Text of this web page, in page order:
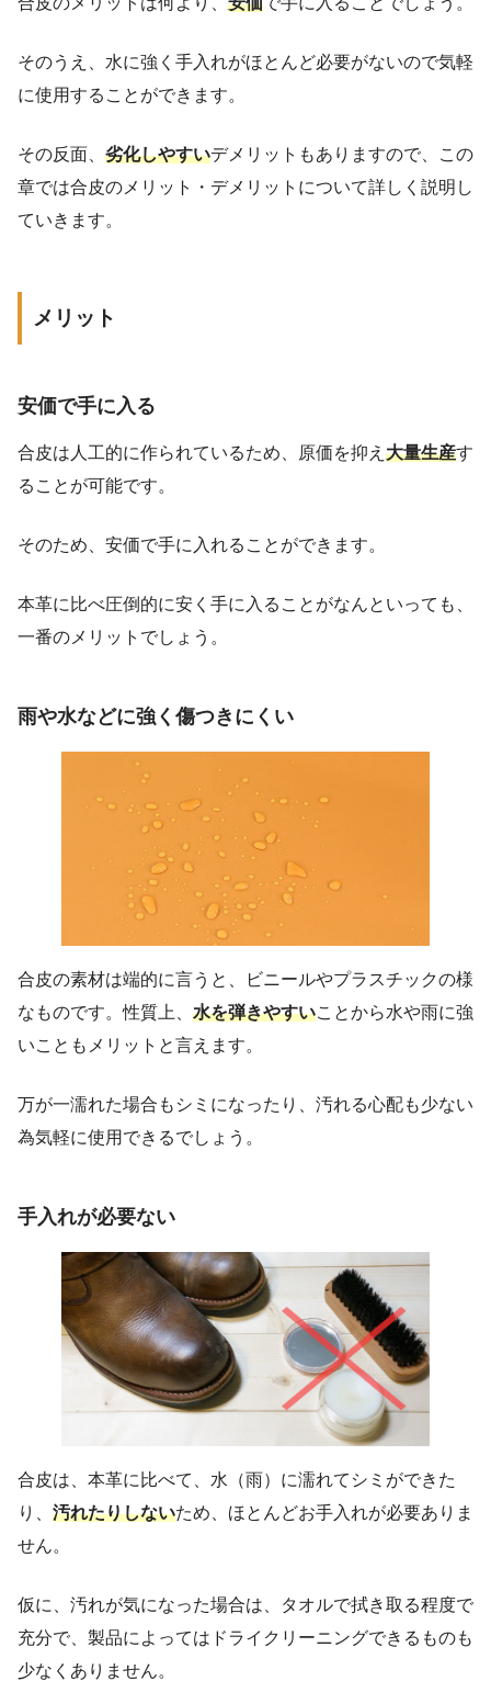
そのうえ、水に強く手入れがほとんど必要がないので気軽
に使用することができます。
その反面、 劣化しやすいデメリットもありますので、この
章では合皮のメリット・デメリットについて詳しく説明し
ていきます。
メリット
安価で手に入る
合皮は人工的に作られているため、原価を抑え 大量生産す
ることが可能です。
そのため、安価で手に入れることができます。
本革に比べ圧倒的に安く手に入ることがなんといっても、
一番のメリットでしょう。
雨や水などに強く傷つきにくい
合皮の素材は端的に言うと、ビニールやプラスチックの様
なものです。性質上、 水を弾きやすいことから水や雨に強
いこともメリットと言えます。
万が一濡れた場合もシミになったり、汚れる心配も少ない
為気軽に使用できるでしょう。
手入れが必要ない
合皮は、本革に比べて、水（雨）に濡れてシミができた
り、 汚れたりしないため、ほとんどお手入れが必要ありま
せん。
仮に、汚れが気になった場合は、タオルで拭き取る程度で
充分で、製品によってはドライクリーニングできるものも
少なくありません。